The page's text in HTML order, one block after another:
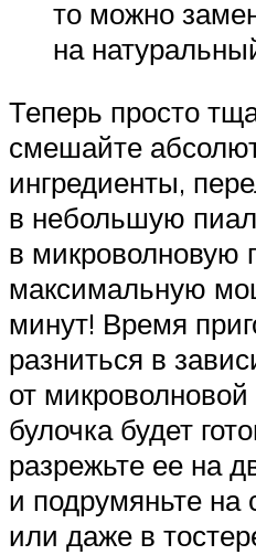
то можно
на
Теперь просто
смешайте
ингредиенты,
в небольшую
в микроволновую
максимальную
минут! Время
разниться в
от микроволновой
булочка будет
разрежьте ее на
и подрумяньте на
или даже в